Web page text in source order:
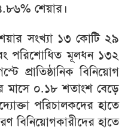
শেয়ার।
সংখ্যা ১৩ কোটি ২৯
পরিশোধিত মূলধন ১৩২
প্রাতিষ্ঠানিক বিনিয়োগ
মাসে ০.১৮ শতাংশ বেড়ে
পরিচালকদের হাতে
বিনিয়োগকারীদের হাতে